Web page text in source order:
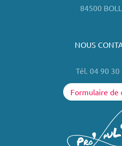
84500
NOUS
Tél. 04 90 30
Formulaire de